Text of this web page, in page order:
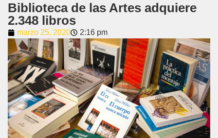
Biblioteca de las Artes adquiere
2.348 libros
marzo 25, 2020 2:16 pm